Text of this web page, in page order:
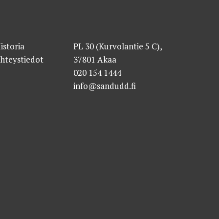
PL 30 (Kurvolantie 5 C),
37801 Akaa
020 154 1444
info@sandudd.fi